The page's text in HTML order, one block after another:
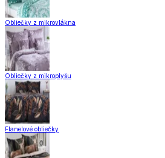
Obliečky z mikrovlákna
Obliečky z mikroplyšu
Flanelové obliečky